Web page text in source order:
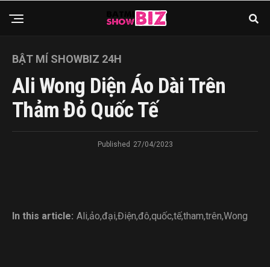
BẬT MÍ SHOWBIZ 24H
Ali Wong Diện Áo Dài Trên
Thảm Đỏ Quốc Tế
Published 27/04/2023
In this article: Ali,ảo,đại,Điện,đô,quốc,tế,tham,trên,Wong